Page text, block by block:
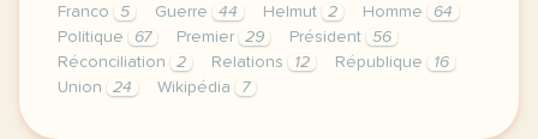
Franco
5 Guerre 44 Helmut 2 Homme
64
Politique
67 Premier 29 Président
56
Réconciliation
2 Relations 12 République
16
Union
24 Wikipédia 7
le respect de votre vie privee est une priorite